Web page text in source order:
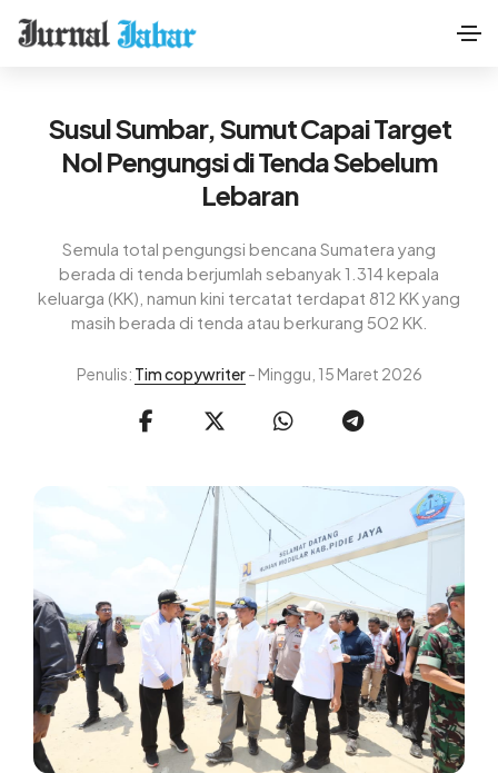
Susul Sumbar, Sumut Capai Target
Nol Pengungsi di Tenda Sebelum
Lebaran
Semula total pengungsi bencana Sumatera yang
berada di tenda berjumlah sebanyak 1.314 kepala
keluarga (KK), namun kini tercatat terdapat 812 KK yang
masih berada di tenda atau berkurang 502 KK.
Penulis: Tim copywriter- Minggu, 15 Maret 2026